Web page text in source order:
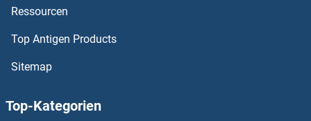
PKIG ELISA Kits
PKIB ELISA Kits
PKD2 ELISA Kits
Ressourcen
Top Antigen Products
Sitemap
Top-Kategorien